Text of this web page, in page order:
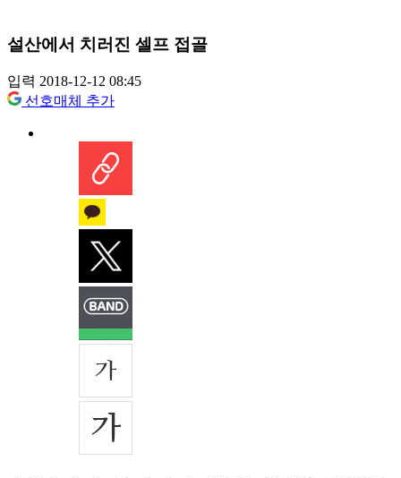
설산에서 치러진 셀프 접골
입력 2018-12-12 08:45
선호매체 추가